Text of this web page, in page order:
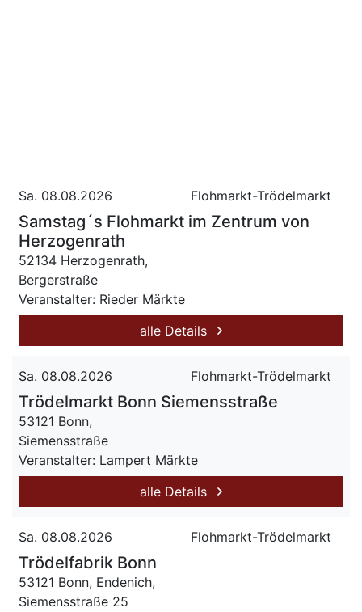
Sa. 08.08.2026 Flohmarkt-Trödelmarkt
Samstag´s Flohmarkt im Zentrum von
Herzogenrath
52134 Herzogenrath,
Bergerstraße
Veranstalter: Rieder Märkte
alle Details
Sa. 08.08.2026 Flohmarkt-Trödelmarkt
Trödelmarkt Bonn Siemensstraße
53121 Bonn,
Siemensstraße
Veranstalter: Lampert Märkte
alle Details
Sa. 08.08.2026 Flohmarkt-Trödelmarkt
Trödelfabrik Bonn
53121 Bonn, Endenich,
Siemensstraße 25